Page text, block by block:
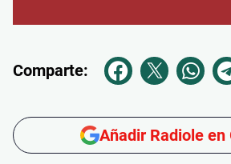
Comparte:
Añadir Radiole en